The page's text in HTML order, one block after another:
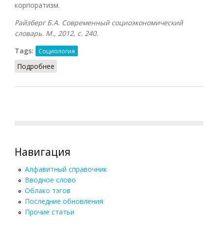
корпоратизм.
Райзберг Б.А. Современный социоэкономический
словарь. М., 2012, с. 240.
Tags:
Социология
Подробнее
Навигация
Алфавитный справочник
Вводное слово
Облако тэгов
Последние обновления
Прочие статьи